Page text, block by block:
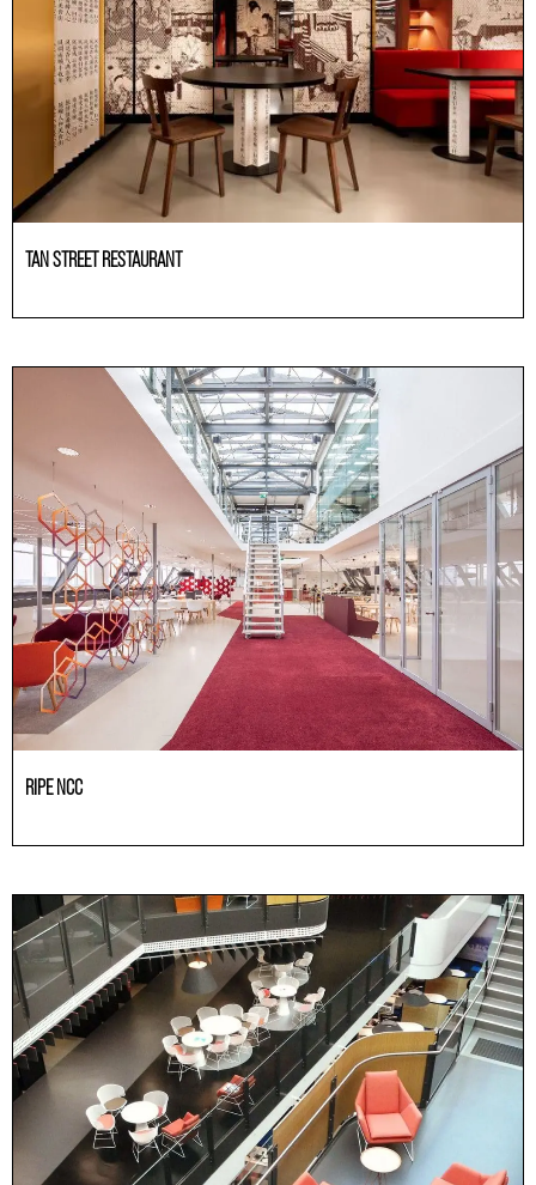
TAN STREET RESTAURANT
RIPE NCC